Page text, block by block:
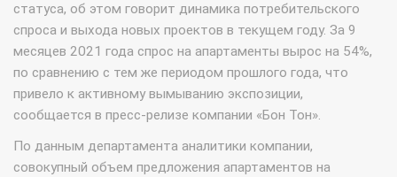
статуса, об этом говорит динамика потребительского
спроса и выхода новых проектов в текущем году. За 9
месяцев 2021 года спрос на апартаменты вырос на 54%,
по сравнению с тем же периодом прошлого года, что
привело к активному вымыванию экспозиции,
сообщается в пресс-релизе компании «Бон Тон».
По данным департамента аналитики компании,
совокупный объем предложения апартаментов на